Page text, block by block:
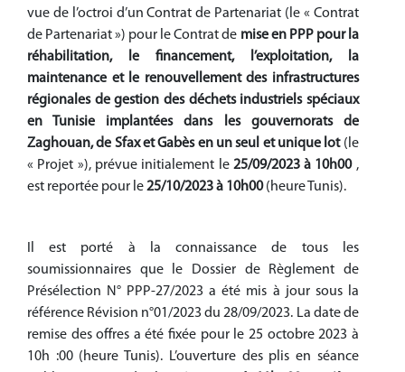
vue de l’octroi d’un Contrat de Partenariat (le « Contrat
de Partenariat ») pour le Contrat de mise en PPP pour la
réhabilitation, le financement, l’exploitation, la
maintenance et le renouvellement des infrastructures
régionales de gestion des déchets industriels spéciaux
en Tunisie implantées dans les gouvernorats de
Zaghouan, de Sfax et Gabès en un seul et unique lot (le
« Projet »), prévue initialement le 25/09/2023 à 10h00 ,
est reportée pour le25/10/2023 à 10h00(heure Tunis).
Il est porté à la connaissance de tous les
soumissionnaires que le Dossier de Règlement de
Présélection N° PPP-27/2023 a été mis à jour sous la
référence Révision n°01/2023 du 28/09/2023. La date de
remise des offres a été fixée pour le 25 octobre 2023 à
10h :00 (heure Tunis). L’ouverture des plis en séance